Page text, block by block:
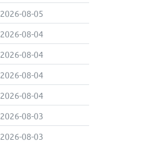
2026-08-05
2026-08-04
2026-08-04
2026-08-04
2026-08-04
2026-08-03
2026-08-03